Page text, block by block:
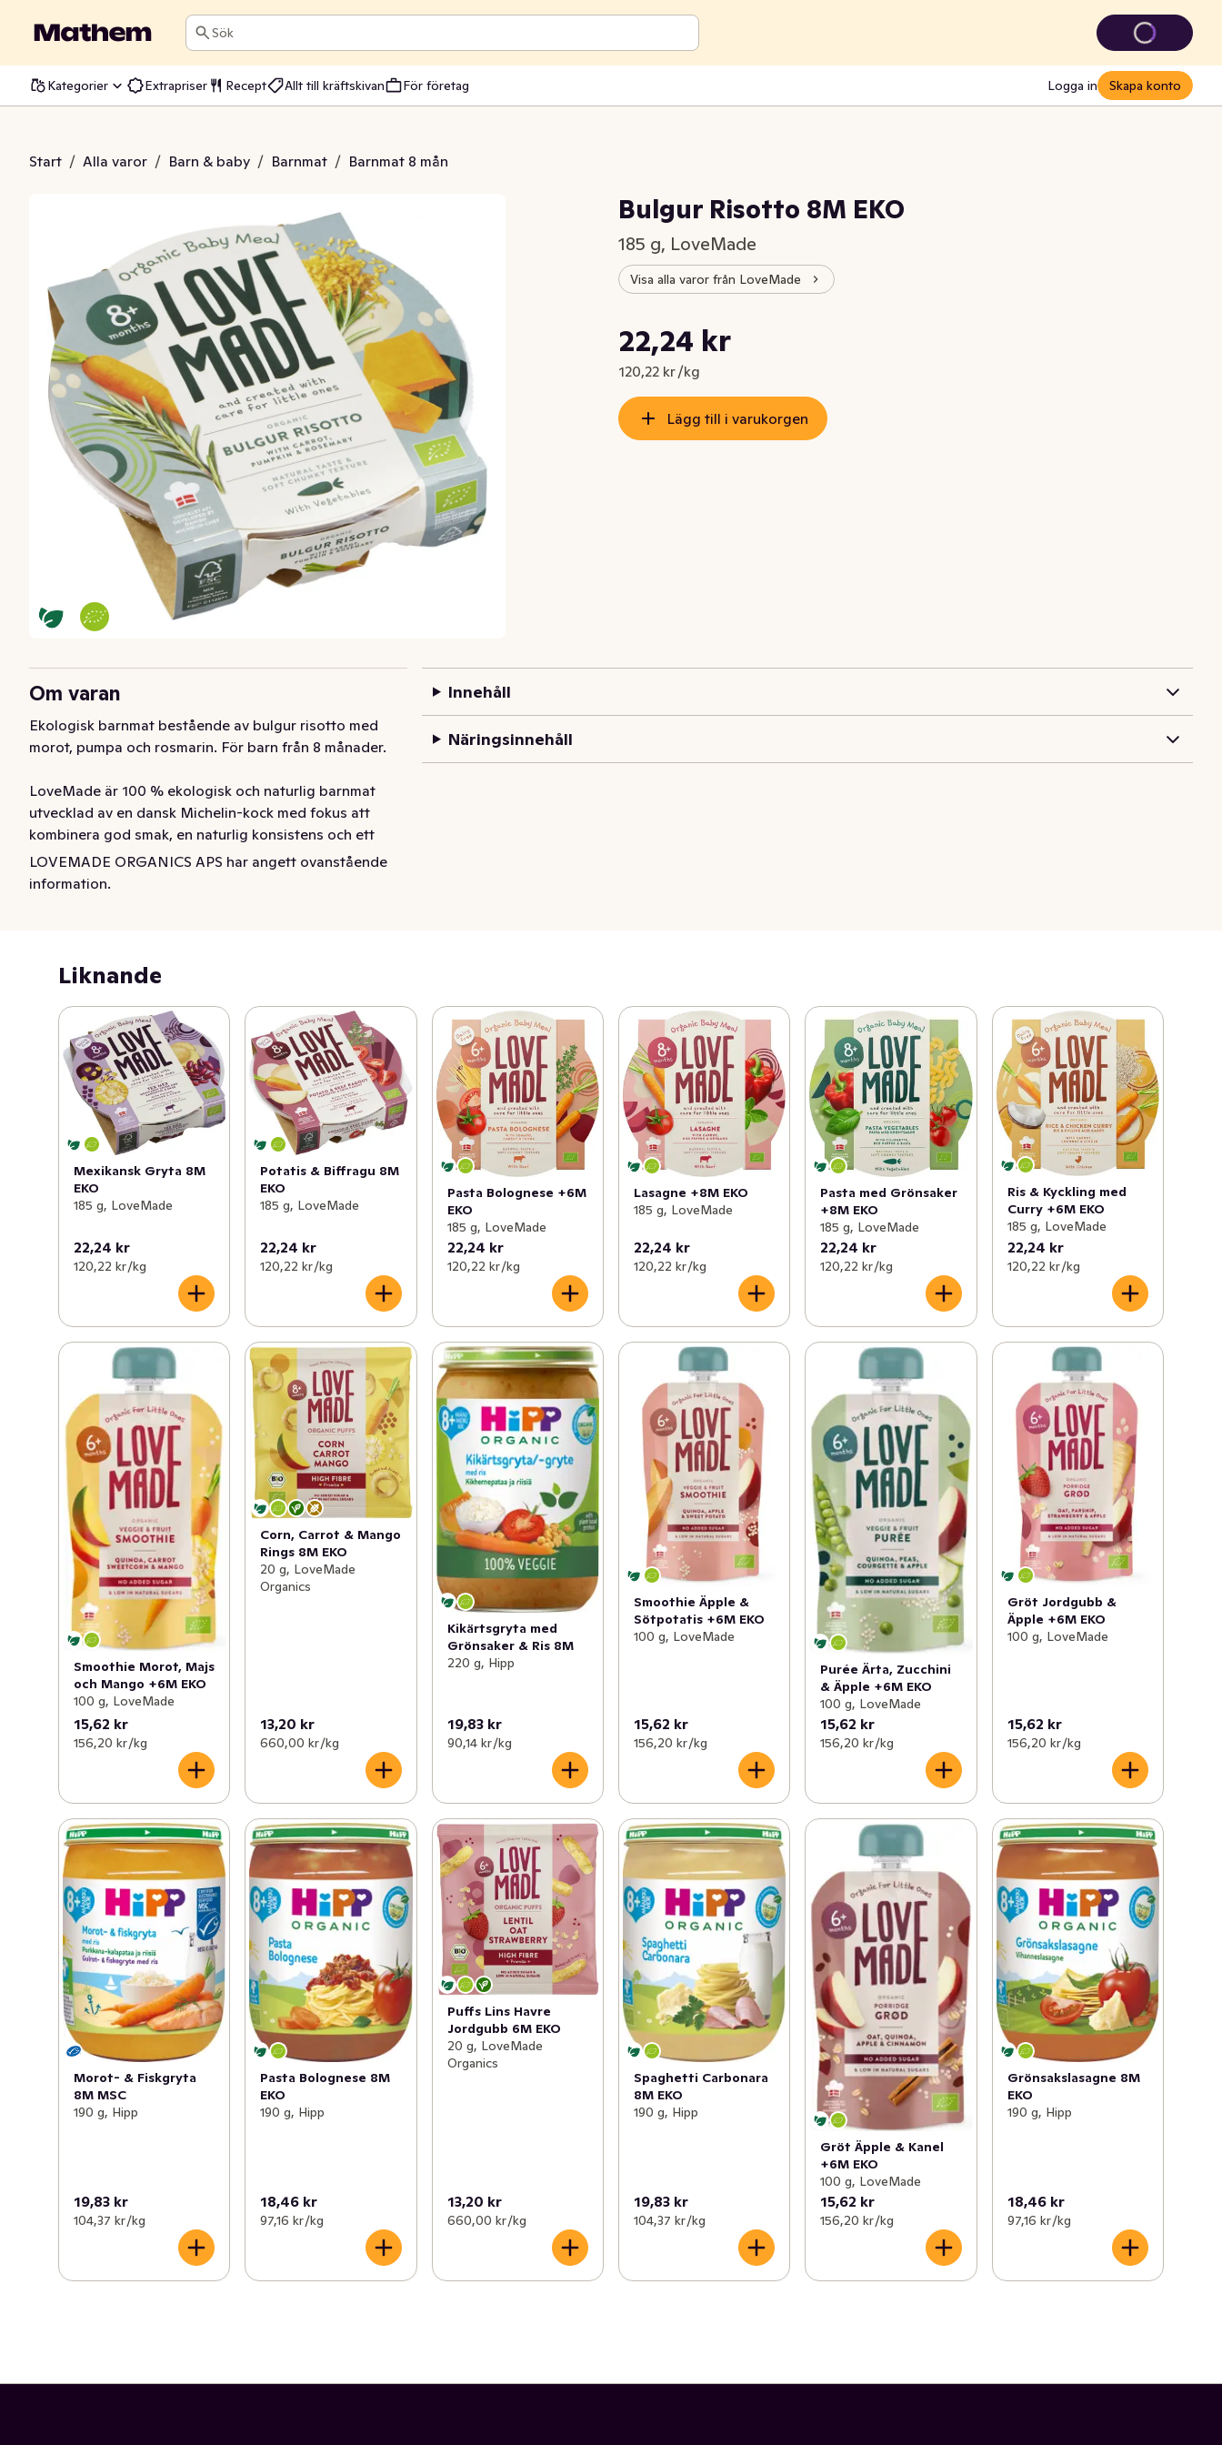
Sök
Kategorier Extrapriser Recept Allt till kräftskivan För företag Logga in Skapa konto
Start / Alla varor / Barn & baby / Barnmat / Barnmat 8 mån
8M EKO
Bulgur Risotto 8M EKO
185 g, LoveMade
Visa alla varor från LoveMade
Nuvarande pris är: 22,24 kr
22,24 kr
120,22 kr /kg
Styckpris: 120,22 kr /kg
Lägg till i varukorgen
Om varan
Ekologisk barnmat bestående av bulgur risotto med
morot, pumpa och rosmarin. För barn från 8 månader.
LoveMade är 100 % ekologisk och naturlig barnmat
utvecklad av en dansk Michelin-kock med fokus att
kombinera god smak, en naturlig konsistens och ett
högt näringsinnehåll. Riktig mat till barn! Ingenting
tillsatt utom kärlek. Smaklig måltid!
LOVEMADE ORGANICS APS har angett ovanstående
information.
Innehåll
Näringsinnehåll
Liknande
Mexikansk Gryta 8M
EKO
185 g, LoveMade
22,24 kr
120,22 kr /kg
Potatis & Biffragu 8M
EKO
185 g, LoveMade
22,24 kr
120,22 kr /kg
Pasta Bolognese +6M
EKO
185 g, LoveMade
22,24 kr
120,22 kr /kg
Lasagne +8M EKO
185 g, LoveMade
22,24 kr
120,22 kr /kg
Pasta med Grönsaker
+8M EKO
185 g, LoveMade
22,24 kr
120,22 kr /kg
Ris & Kyckling med
Curry +6M EKO
185 g, LoveMade
22,24 kr
120,22 kr /kg
Smoothie Morot, Majs
och Mango +6M EKO
100 g, LoveMade
15,62 kr
156,20 kr /kg
Corn, Carrot & Mango
Rings 8M EKO
20 g, LoveMade
Organics
13,20 kr
660,00 kr /kg
Kikärtsgryta med
Grönsaker & Ris 8M
220 g, Hipp
19,83 kr
90,14 kr /kg
Smoothie Äpple &
Sötpotatis +6M EKO
100 g, LoveMade
15,62 kr
156,20 kr /kg
Purée Ärta, Zucchini
& Äpple +6M EKO
100 g, LoveMade
15,62 kr
156,20 kr /kg
Gröt Jordgubb &
Äpple +6M EKO
100 g, LoveMade
15,62 kr
156,20 kr /kg
Morot- & Fiskgryta
8M MSC
190 g, Hipp
19,83 kr
104,37 kr /kg
Pasta Bolognese 8M
EKO
190 g, Hipp
18,46 kr
97,16 kr /kg
Puffs Lins Havre
Jordgubb 6M EKO
20 g, LoveMade
Organics
13,20 kr
660,00 kr /kg
Spaghetti Carbonara
8M EKO
190 g, Hipp
19,83 kr
104,37 kr /kg
Gröt Äpple & Kanel
+6M EKO
100 g, LoveMade
15,62 kr
156,20 kr /kg
Grönsakslasagne 8M
EKO
190 g, Hipp
18,46 kr
97,16 kr /kg